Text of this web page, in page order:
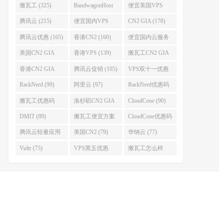
搬瓦工 (325) BandwagonHost
(223)
便宜美国VPS
(222)
腾讯云 (215) 便宜国内VPS
(184)
CN2 GIA (178)
腾讯云优惠 (165) 香港CN2 (160) 便宜国内云服务
器 (152)
美国CN2 GIA
(141)
香港VPS (139) 搬瓦工CN2 GIA
(118)
香港CN2 GIA
(111)
腾讯云促销 (105) VPS双十一优惠
(102)
RackNerd (99) 阿里云 (97) RackNerd优惠码
(93)
搬瓦工优惠码
(92)
洛杉矶CN2 GIA
(92)
CloudCone (90)
DMIT (89) 搬瓦工便宜方案
(86)
CloudCone优惠码
(82)
腾讯云轻量应用
服务器 (82)
美国CN2 (79) 华纳云 (77)
Vultr (75) VPS黑五优惠 搬瓦工怎么样